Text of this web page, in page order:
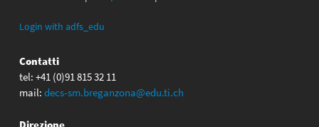
Login with adfs_edu
Contatti
tel: +41 (0)91 815 32 11
mail: decs-sm.breganzona@edu.ti.ch
Direzione